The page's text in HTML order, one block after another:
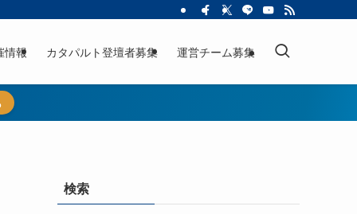
情報 カタパルト登壇者募集 運営チーム募集
検索